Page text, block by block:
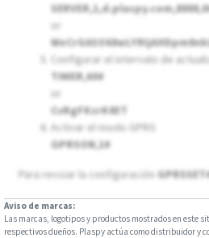
or
Configurar el intervalo de
TIMER,60#
or
CvRgFKzrK8ET
Activar el modo GPRS
GPRSON,1#
Para revsiar la configuración
Aviso de marcas:
Las marcas, logotipos y productos mostrados en este
respectivos dueños. Plaspy actúa como distribuidor y